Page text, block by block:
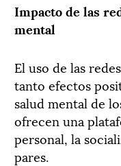
Impacto de las
mental
El uso de las
tanto efectos
salud mental de
ofrecen una
personal, la
pares.